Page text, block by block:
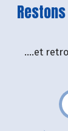
....et